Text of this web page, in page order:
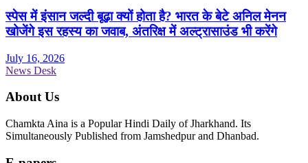
स्पेस में इंसान जल्दी बूढ़ा क्यों होता है? भारत के बेटे अनिल मेनन
खोजेंगे इस रहस्य का जवाब, अंतरिक्ष में अल्ट्रासाउंड भी करेंगे
July 16, 2026
News Desk
About Us
Chamkta Aina is a Popular Hindi Daily of Jharkhand. Its
Simultaneously Published from Jamshedpur and Dhanbad.